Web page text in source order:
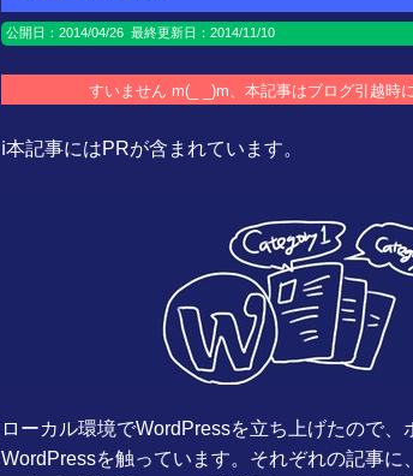
公開日： 2014/04/26 最終更新日：2014/11/10
すいません m(_ _)m、本記事はブログ引越時
ℹ️本記事にはPRが含まれています。
ローカル環境でWordPressを立ち上げたので、
WordPressを触っています。それぞれの記事